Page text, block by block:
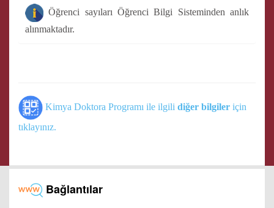
Öğrenci sayıları Öğrenci Bilgi Sisteminden anlık
alınmaktadır.
Kimya Doktora Programı ile ilgili diğer bilgiler için
tıklayınız.
Bağlantılar